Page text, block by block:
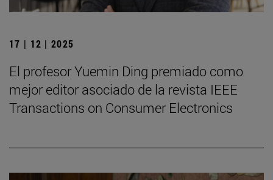
17 | 12 | 2025
El profesor Yuemin Ding premiado como
mejor editor asociado de la revista IEEE
Transactions on Consumer Electronics